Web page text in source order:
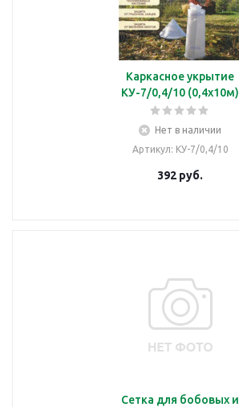
Каркасное укрытие
КУ-7/0,4/10 (0,4х10м)
Нет в наличии
Артикул: КУ-7/0,4/10
392 руб.
Сетка для бобовых и